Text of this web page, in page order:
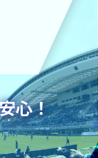
心！